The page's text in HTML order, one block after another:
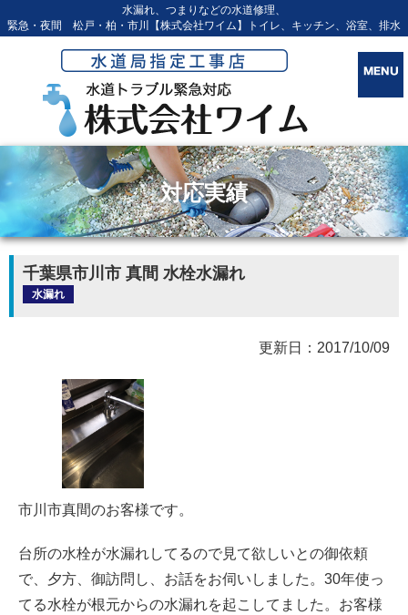
水漏れ、つまりなどの水道修理、
緊急・夜間 松戸・柏・市川【株式会社ワイム】トイレ、キッチン、浴室、排水
対応実績
千葉県市川市 真間 水栓水漏れ
水漏れ
更新日：2017/10/09
市川市真間のお客様です。
台所の水栓が水漏れしてるので見て欲しいとの御依頼
で、夕方、御訪問し、お話をお伺いしました。30年使っ
てる水栓が根元からの水漏れを起こしてました。お客様